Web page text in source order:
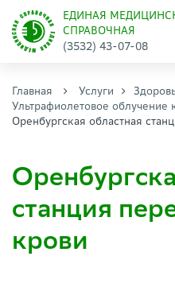
ЕДИНАЯ
СПРАВОЧНАЯ
(3532) 43-07-08
Главная Услуги
Ультрафиолетовое
Оренбургская областная
станция
крови